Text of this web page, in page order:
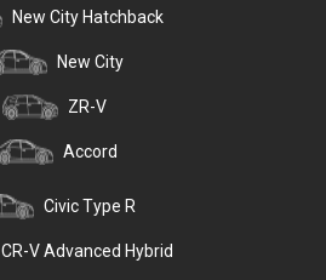
New City Hatchback
New City
ZR-V
Accord
Civic Type R
CR-V Advanced Hybrid